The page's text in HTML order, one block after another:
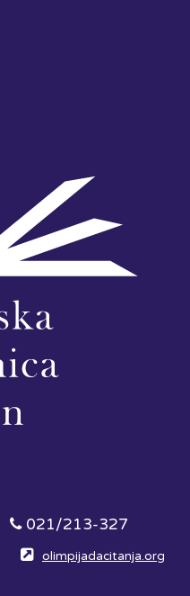
021/213-327
olimpijadacitanja.org